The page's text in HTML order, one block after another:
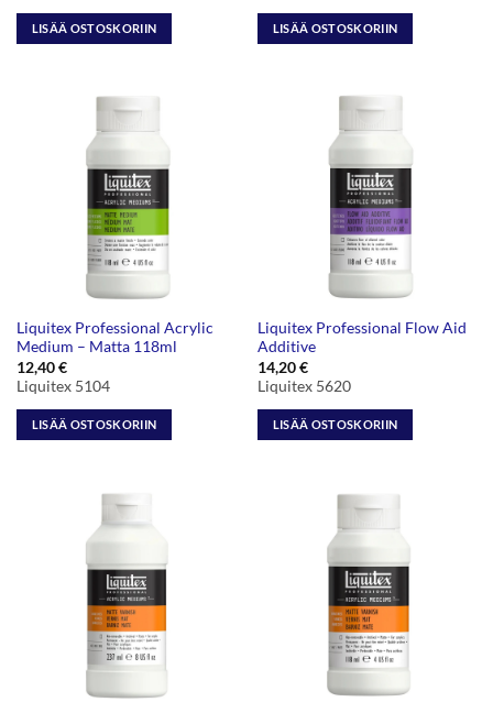
LISÄÄ OSTOSKORIIN LISÄÄ OSTOSKORIIN
Liquitex Professional Acrylic
Medium – Matta 118ml
12,40€
Liquitex 5104
LISÄÄ OSTOSKORIIN
Liquitex Professional Flow Aid
Additive
14,20€
Liquitex 5620
LISÄÄ OSTOSKORIIN